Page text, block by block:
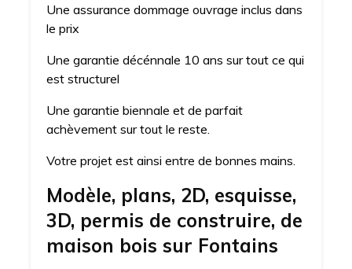
Une assurance dommage ouvrage inclus dans
le prix
Une garantie décénnale 10 ans sur tout ce qui
est structurel
Une garantie biennale et de parfait
achèvement sur tout le reste.
Votre projet est ainsi entre de bonnes mains.
Modèle, plans, 2D, esquisse,
3D, permis de construire, de
maison bois sur Fontains